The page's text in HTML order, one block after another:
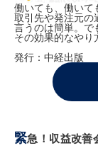
働いても、働いて
取引先や発注元の
言うのは簡単。で
その効果的なやり
発行：中経出版
緊急！収益改善